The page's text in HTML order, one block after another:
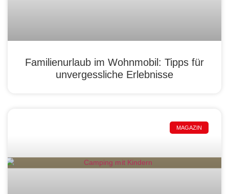
Familienurlaub im Wohnmobil: Tipps für
unvergessliche Erlebnisse
MAGAZIN